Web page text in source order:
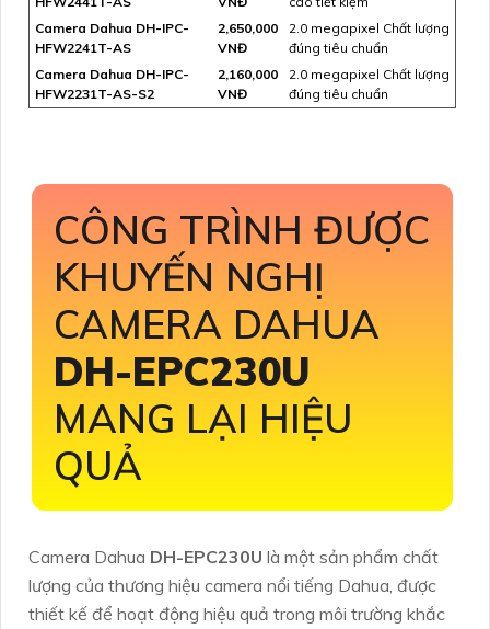
Camera Dahua DH-IPC-
HFW2241T-AS
2,650,000
VNĐ
2.0 megapixel Chất lượng
đúng tiêu chuẩn
Camera Dahua DH-IPC-
HFW2231T-AS-S2
2,160,000
VNĐ
2.0 megapixel Chất lượng
đúng tiêu chuẩn
CÔNG TRÌNH ĐƯỢC
KHUYẾN NGHỊ
CAMERA DAHUA
DH-EPC230U
MANG LẠI HIỆU
QUẢ
Camera Dahua DH-EPC230U là một sản phẩm chất
lượng của thương hiệu camera nổi tiếng Dahua, được
thiết kế để hoạt động hiệu quả trong môi trường khắc